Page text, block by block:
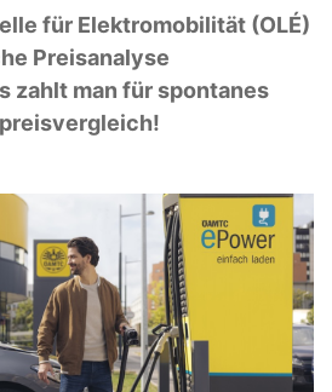
für Elektromobilität (OLÉ)
Preisanalyse
zahlt man für spontanes